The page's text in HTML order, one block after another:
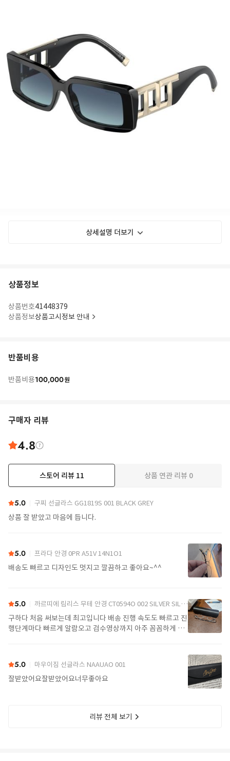
상세설명 더보기
상품정보
상품번호41448379
상품정보상품고시정보 안내
반품비용
반품비용100,000원
구매자 리뷰
4.8
스토어 리뷰 11 상품 연관 리뷰 0
5.0 구찌 선글라스 GG1819S 001 BLACK GREY
상품 잘 받았고 마음에 듭니다.
5.0 프라다 안경 0PR A51V 14N1O1
배송도 빠르고 디자인도 멋지고 깔끔하고 좋아요~^^
5.0 까르띠에 림리스 무테 안경 CT0594O 002 SILVER SILVER TRANSPARENT
구하다 처음 써보는데 최고입니다 배송 진행 속도도 빠르고 진
행단계마다 빠르게 알람오고 검수영상까지 아주 꼼꼼하게 찍
5.0 마우이짐 선글라스 NAAUAO 001
잘받았어요잘받았어요너무좋아요
리뷰 전체 보기